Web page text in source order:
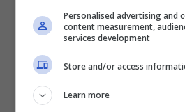
trasfusione in caso
sanguinamento.
Per partorire in casa,
chele ostetriche siano
Personalised advertising and
content measurement,
services development
Store and/or access
Learn more